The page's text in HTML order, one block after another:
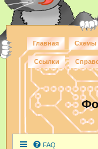
Главная Схемы
Ссылки
FAQ